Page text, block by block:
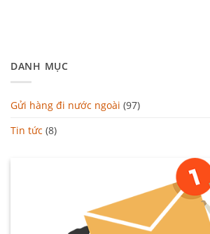
DANH MỤC
Gửi hàng đi nước ngoài (97)
Tin tức (8)